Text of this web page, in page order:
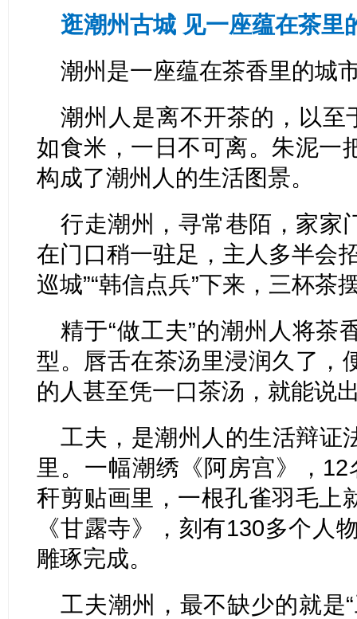
逛潮州古城 见一座蕴在茶里
潮州是一座蕴在茶香里的城
潮州人是离不开茶的，以至
如食米，一日不可离。朱泥一
构成了潮州人的生活图景。
行走潮州，寻常巷陌，家家
在门口稍一驻足，主人多半会
巡城”“韩信点兵”下来，三杯茶
精于“做工夫”的潮州人将茶
型。唇舌在茶汤里浸润久了，
的人甚至凭一口茶汤，就能说
工夫，是潮州人的生活辩证
里。一幅潮绣《阿房宫》，
秆剪贴画里，一根孔雀羽毛上
《甘露寺》，刻有130多个人
雕琢完成。
工夫潮州，最不缺少的就是